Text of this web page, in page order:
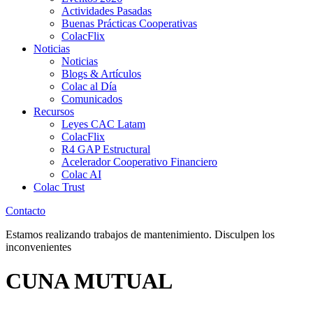
Actividades Pasadas
Buenas Prácticas Cooperativas
ColacFlix
Noticias
Noticias
Blogs & Artículos
Colac al Día
Comunicados
Recursos
Leyes CAC Latam
ColacFlix
R4 GAP Estructural
Acelerador Cooperativo Financiero
Colac AI
Colac Trust
Contacto
Estamos realizando trabajos de mantenimiento. Disculpen los
inconvenientes
CUNA MUTUAL